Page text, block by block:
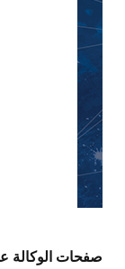
صفحات الوكالة